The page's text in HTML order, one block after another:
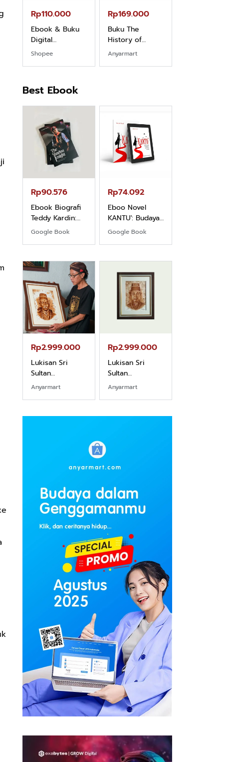
Rp110.000
Ebook & Buku
Digital
Marketing Dari
Shopee
Rp169.000
Buku The
History of
Dayak – Sejarah
Anyarmart
Best Ebook
Rp90.576
Ebook Biografi
Teddy Kardin:
The Shadow
Google Book
Rp74.092
Eboo Novel
KANTU': Budaya
Suku Dayak
Google Book
Rp2.999.000
Lukisan Sri
Sultan
Hamengkubowono
Anyarmart
Rp2.999.000
Lukisan Sri
Sultan
Hamengkubowono
Winarso
Anyarmart